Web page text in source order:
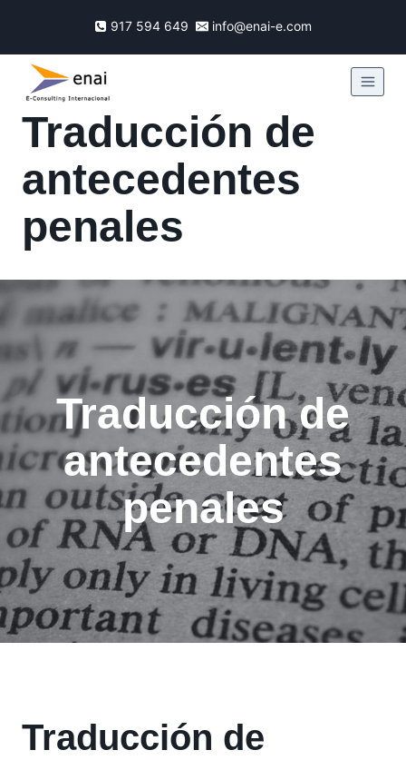
917 594 649 info@enai-e.com
Traducción de
antecedentes
penales
Traducción de
antecedentes
penales
Traducción de